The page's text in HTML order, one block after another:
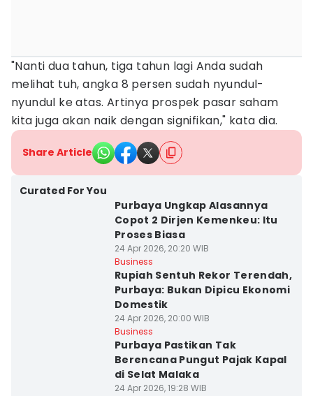
"Nanti dua tahun, tiga tahun lagi Anda sudah
melihat tuh, angka 8 persen sudah nyundul-
nyundul ke atas. Artinya prospek pasar saham
kita juga akan naik dengan signifikan," kata dia.
Share Article
Curated For You
Purbaya Ungkap Alasannya
Copot 2 Dirjen Kemenkeu: Itu
Proses Biasa
24 Apr 2026, 20:20 WIB
Business
Rupiah Sentuh Rekor Terendah,
Purbaya: Bukan Dipicu Ekonomi
Domestik
24 Apr 2026, 20:00 WIB
Business
Purbaya Pastikan Tak
Berencana Pungut Pajak Kapal
di Selat Malaka
24 Apr 2026, 19:28 WIB